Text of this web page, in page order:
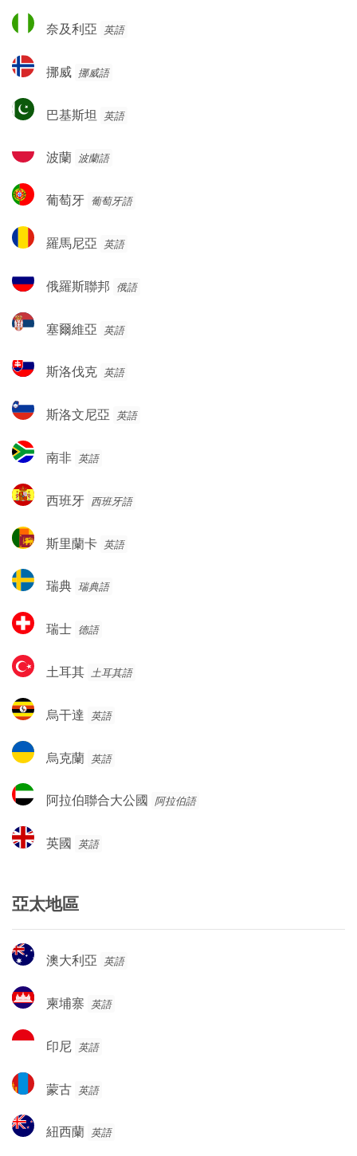
奈
及
亞
奈及利亞 英語
挪
威
挪威 挪威語
巴
基
坦
巴基斯坦 英語
波
蘭
波蘭 波蘭語
葡
萄
葡萄牙 葡萄牙語
羅
馬
亞
羅馬尼亞 英語
俄
羅
聯
俄羅斯聯邦 俄語
塞
爾
亞
塞爾維亞 英語
斯
洛
克
斯洛伐克 英語
斯
洛
尼
斯洛文尼亞 英語
南
非
南非 英語
西
班
西班牙 西班牙語
斯
里
卡
斯里蘭卡 英語
瑞
典
瑞典 瑞典語
瑞
士
瑞士 德語
土
耳
土耳其 土耳其語
烏
干
烏干達 英語
烏
克
烏克蘭 英語
阿
拉
聯
公
阿拉伯聯合大公國 阿拉伯語
英
國
英國 英語
亞太地區
澳
大
亞
澳大利亞 英語
柬
埔
柬埔寨 英語
印
尼
印尼 英語
蒙
古
蒙古 英語
紐
西
紐西蘭 英語